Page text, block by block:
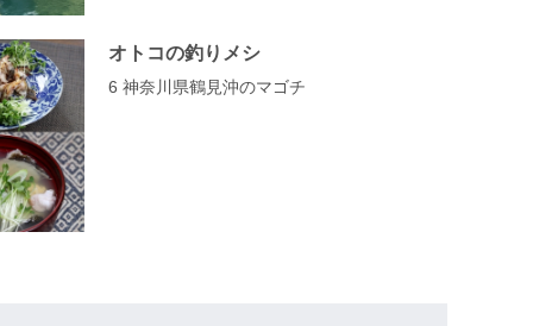
オトコの釣りメシ
6 神奈川県鶴見沖のマゴチ